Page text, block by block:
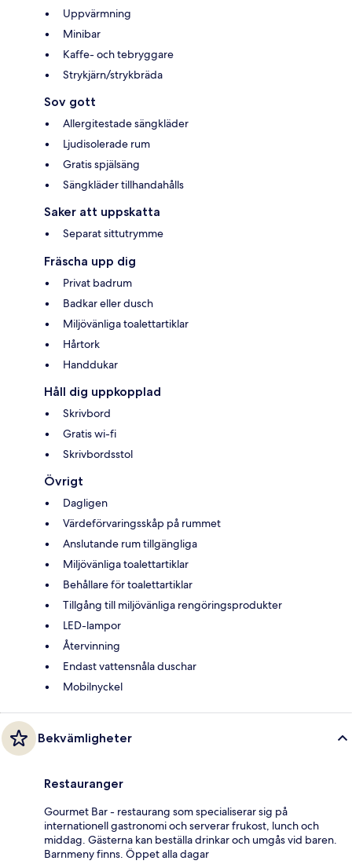
Uppvärmning
Minibar
Kaffe- och tebryggare
Strykjärn/strykbräda
Sov gott
Allergitestade sängkläder
Ljudisolerade rum
Gratis spjälsäng
Sängkläder tillhandahålls
Saker att uppskatta
Separat sittutrymme
Fräscha upp dig
Privat badrum
Badkar eller dusch
Miljövänliga toalettartiklar
Hårtork
Handdukar
Håll dig uppkopplad
Skrivbord
Gratis wi-fi
Skrivbordsstol
Övrigt
Dagligen
Värdeförvaringsskåp på rummet
Anslutande rum tillgängliga
Miljövänliga toalettartiklar
Behållare för toalettartiklar
Tillgång till miljövänliga rengöringsprodukter
LED-lampor
Återvinning
Endast vattensnåla duschar
Mobilnyckel
Bekvämligheter
Restauranger
Gourmet Bar - restaurang som specialiserar sig på
internationell gastronomi och serverar frukost, lunch och
middag. Gästerna kan beställa drinkar och umgås vid baren.
Barnmeny finns. Öppet alla dagar